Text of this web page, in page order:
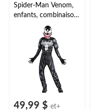
Spider-Man Venom,
enfants, combinaison
rembourrée
noir/blanc avec
masque, choix de
49,99 $ et+